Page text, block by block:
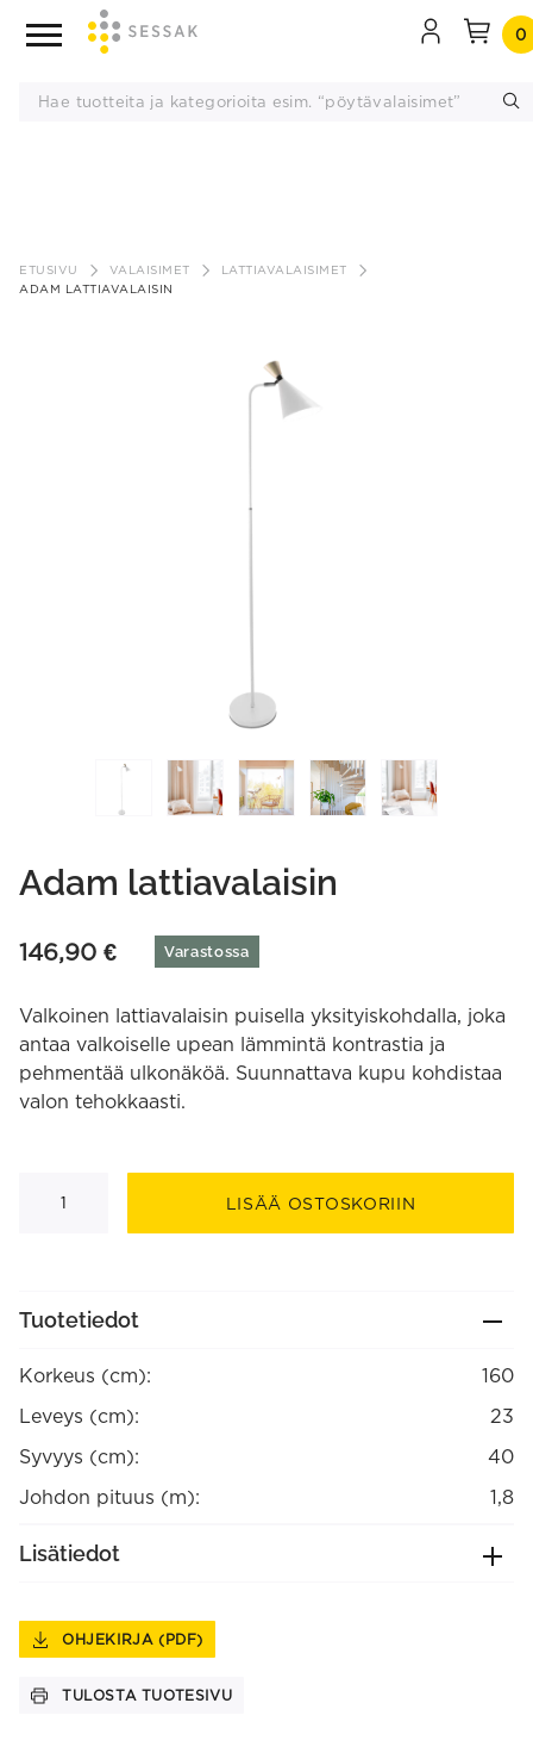
sisältöön
0
ETUSIVU VALAISIMET
LATTIAVALAISIMET
ADAM LATTIAVALAISIN
Adam lattiavalaisin
146,90 € Varastossa
Valkoinen lattiavalaisin puisella yksityiskohdalla, joka
antaa valkoiselle upean lämmintä kontrastia ja
pehmentää ulkonäköä. Suunnattava kupu kohdistaa
valon tehokkaasti.
lattiavalaisin
LISÄÄ OSTOSKORIIN
Tuotetiedot
Korkeus (cm):
160
Leveys (cm):
23
Syvyys (cm):
40
Johdon pituus (m):
1,8
Lisätiedot
OHJEKIRJA (PDF)
TULOSTA TUOTESIVU